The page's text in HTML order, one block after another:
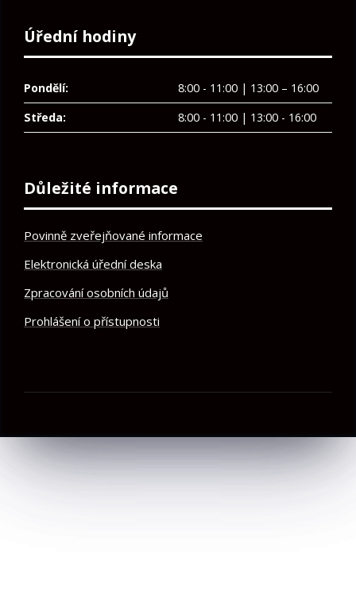
Úřední hodiny
Pondělí:
8:00 - 11:00 | 13:00 – 16:00
Středa:
8:00 - 11:00 | 13:00 - 16:00
Důležité informace
Povinně zveřejňované informace
Elektronická úřední deska
Zpracování osobních údajů
Prohlášení o přístupnosti